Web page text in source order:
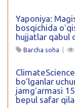
Yaponiya:
bosqichida
hujjatlar qabul
Barcha soha |
boʻlganlar
jamgʻarmasi
bepul safar